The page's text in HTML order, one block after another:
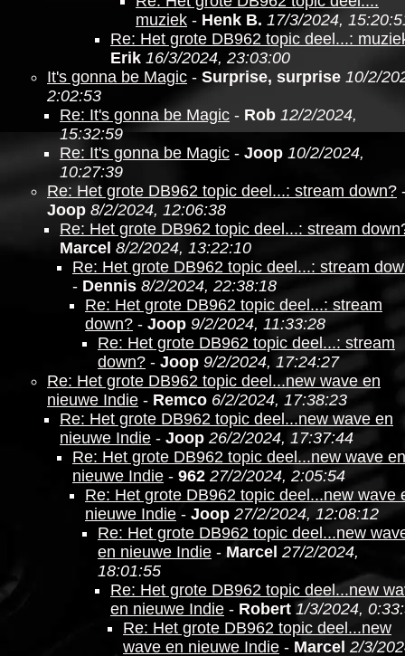
muziek - Henk B. 17/3/2024,
Re: Het grote DB962 topic deel...:
Erik 16/3/2024, 23:03:00
It's gonna be Magic - Surprise, surprise 10/2/
2:02:53
Re: It's gonna be Magic - Rob 12/2/2024,
15:32:59
Re: It's gonna be Magic - Joop 10/2/2024,
10:27:39
Re: Het grote DB962 topic deel...: stream down?
Joop 8/2/2024, 12:06:38
Re: Het grote DB962 topic deel...: stream
Marcel 8/2/2024, 13:22:10
Re: Het grote DB962 topic deel...: stream
- Dennis 8/2/2024, 22:38:18
Re: Het grote DB962 topic deel...: stream
down? - Joop 9/2/2024, 11:33:28
Re: Het grote DB962 topic deel...: stream
down? - Joop 9/2/2024, 17:24:27
Re: Het grote DB962 topic deel...new wave en
nieuwe Indie - Remco 6/2/2024, 17:38:23
Re: Het grote DB962 topic deel...new wave en
nieuwe Indie - Joop 26/2/2024, 17:37:44
Re: Het grote DB962 topic deel...new wave en
nieuwe Indie - 962 27/2/2024, 2:05:54
Re: Het grote DB962 topic deel...new wave
nieuwe Indie - Joop 27/2/2024, 12:08:12
Re: Het grote DB962 topic deel...new
en nieuwe Indie - Marcel 27/2/2024,
18:01:55
Re: Het grote DB962 topic deel...new
en nieuwe Indie - Robert 1/3/2024,
Re: Het grote DB962 topic deel...new
wave en nieuwe Indie - Marcel 2/3/